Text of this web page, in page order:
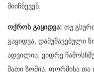
მიიჩნევენ.
ოქროს გაყიდვა: თუ
გაყიდვა, დამუშავებული
ადვილია, ვიდრე
მათი ზომის, ფორმისა